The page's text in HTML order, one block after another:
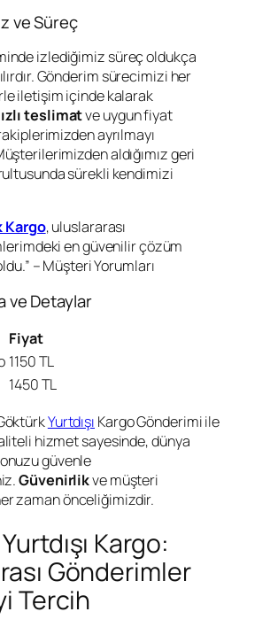
ve Süreç
izlediğimiz süreç oldukça
Gönderim sürecimizi her
iletişim içinde kalarak
teslimatve uygun fiyat
ayrılmayı
aldığımız geri
sürekli kendimizi
Kargo, uluslararası
en güvenilir çözüm
– Müşteri Yorumları
ve Detaylar
Fiyat
1150 TL
1450 TL
Yurtdışı Kargo Gönderimi ile
hizmet sayesinde, dünya
güvenle
Güvenirlikve müşteri
zaman önceliğimizdir.
Kargo:
Gönderimler
Tercih